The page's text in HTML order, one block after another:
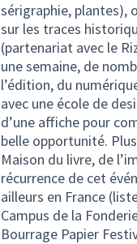
sérigraphie, plantes),
sur les traces
(partenariat avec le
une semaine, de
l’édition, du
avec une école de
d’une affiche pour
belle opportunité.
Maison du livre, de
récurrence de cet
ailleurs en France
Campus de la
Bourrage Papier